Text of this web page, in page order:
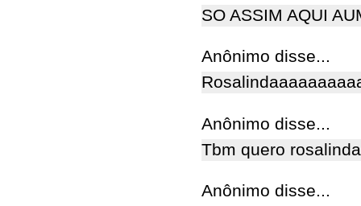
SO ASSIM AQUI
Anônimo disse...
Anônimo disse...
Tbm quero
Anônimo disse...